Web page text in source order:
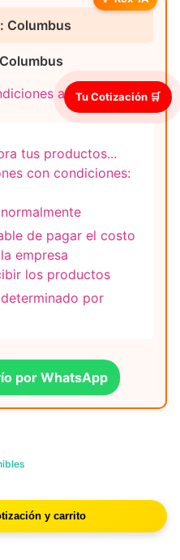
Columbus
adicionales
tus productos...
con condiciones:
de pagar el costo
empresa
los productos
por
por WhatsApp
Tu Cotización 🛒